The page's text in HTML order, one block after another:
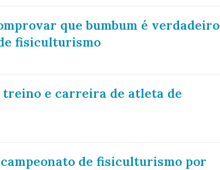
que bumbum é verdadeiro
fisiculturismo
treino e carreira de atleta de
de fisiculturismo por